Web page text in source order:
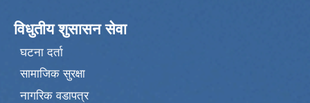
विधुतीय शुसासन सेवा
घटना दर्ता
सामाजिक सुरक्षा
नागरिक वडापत्र